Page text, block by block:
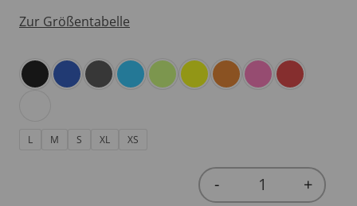
Zur Größentabelle
L M S XL XS
Quantity
- +